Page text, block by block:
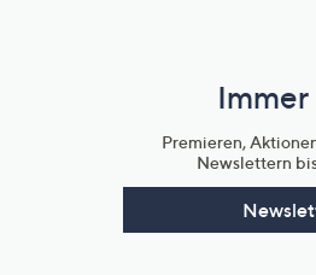
Premieren,
Newslettern